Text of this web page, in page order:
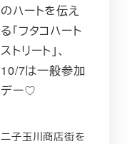
のハートを伝え
る「フタコハート
ストリート」、
10/7は一般参加
デー♡
二子玉川商店街を